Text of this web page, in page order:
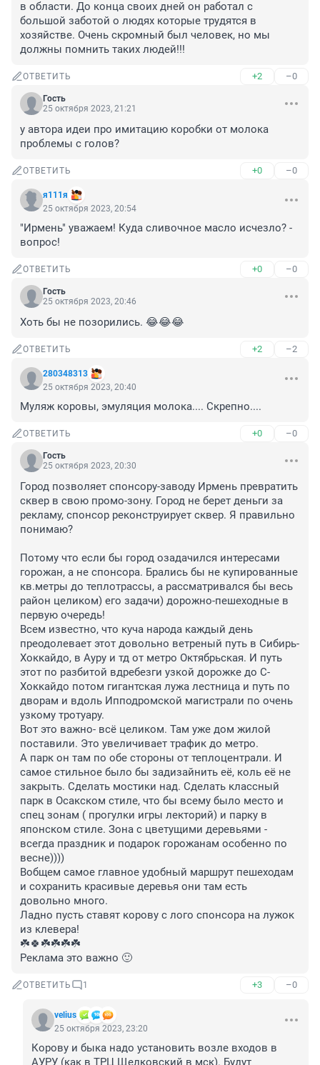
в области. До конца своих дней он работал с
большой заботой о людях которые трудятся в
хозяйстве. Очень скромный был человек, но мы
должны помнить таких людей!!!
ОТВЕТИТЬ +2 –0
Гость
25 октября 2023, 21:21
у автора идеи про имитацию коробки от молока
проблемы с голов?
ОТВЕТИТЬ +0 –0
я111я
25 октября 2023, 20:54
"Ирмень" уважаем! Куда сливочное масло исчезло? -
вопрос!
ОТВЕТИТЬ +0 –0
Гость
25 октября 2023, 20:46
Хоть бы не позорились. 😂😂😂
ОТВЕТИТЬ +2 –2
280348313
25 октября 2023, 20:40
Муляж коровы, эмуляция молока.... Скрепно....
ОТВЕТИТЬ +0 –0
Гость
25 октября 2023, 20:30
Город позволяет спонсору-заводу Ирмень превратить
сквер в свою промо-зону. Город не берет деньги за
рекламу, спонсор реконструирует сквер. Я правильно
понимаю?
Потому что если бы город озадачился интересами
горожан, а не спонсора. Брались бы не купированные
кв.метры до теплотрассы, а рассматривался бы весь
район целиком) его задачи) дорожно-пешеходные в
первую очередь!
Всем известно, что куча народа каждый день
преодолевает этот довольно ветреный путь в Сибирь-
Хоккайдо, в Ауру и тд от метро Октябрьская. И путь
этот по разбитой вдребезги узкой дорожке до С-
Хоккайдо потом гигантская лужа лестница и путь по
дворам и вдоль Ипподромской магистрали по очень
узкому тротуару.
Вот это важно- всё целиком. Там уже дом жилой
поставили. Это увеличивает трафик до метро.
А парк он там по обе стороны от теплоцентрали. И
самое стильное было бы задизайнить её, коль её не
закрыть. Сделать мостики над. Сделать классный
парк в Осакском стиле, что бы всему было место и
спец зонам ( прогулки игры лекторий) и парку в
японском стиле. Зона с цветущими деревьями -
всегда праздник и подарок горожанам особенно по
весне))))
Вобщем самое главное удобный маршрут пешеходам
и сохранить красивые деревья они там есть
довольно много.
Ладно пусть ставят корову с лого спонсора на лужок
из клевера!
☘️🍀☘️☘️☘️☘️
Реклама это важно 🙂
ОТВЕТИТЬ 1 +3 –0
velius
25 октября 2023, 23:20
Корову и быка надо установить возле входов в
АУРУ (как в ТРЦ Щелковский в мск). Будут